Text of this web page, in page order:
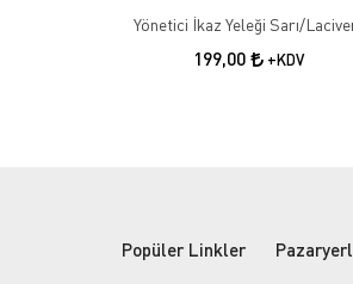
Yönetici İkaz Yeleği Sarı/
199,00 +KDV
Popüler Linkler